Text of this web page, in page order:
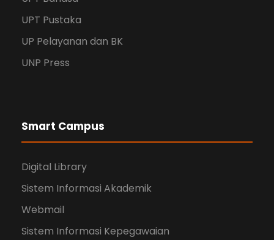
UPT Pustaka
UP Pelayanan dan BK
UNP Press
Smart Campus
Digital Library
Sistem Informasi Akademik
Webmail
Sistem Informasi Kepegawaian